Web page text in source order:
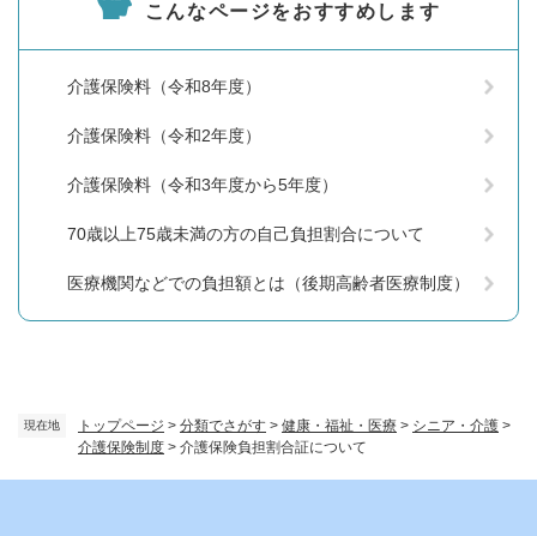
現在地 トップページ > 分類でさがす > 健康・福祉・医療 > シニア・介護 >
介護保険制度 > 介護保険負担割合証について
こんなページをおすすめします
介護保険料（令和8年度）
介護保険料（令和2年度）
介護保険料（令和3年度から5年度）
70歳以上75歳未満の方の自己負担割合について
医療機関などでの負担額とは（後期高齢者医療制度）